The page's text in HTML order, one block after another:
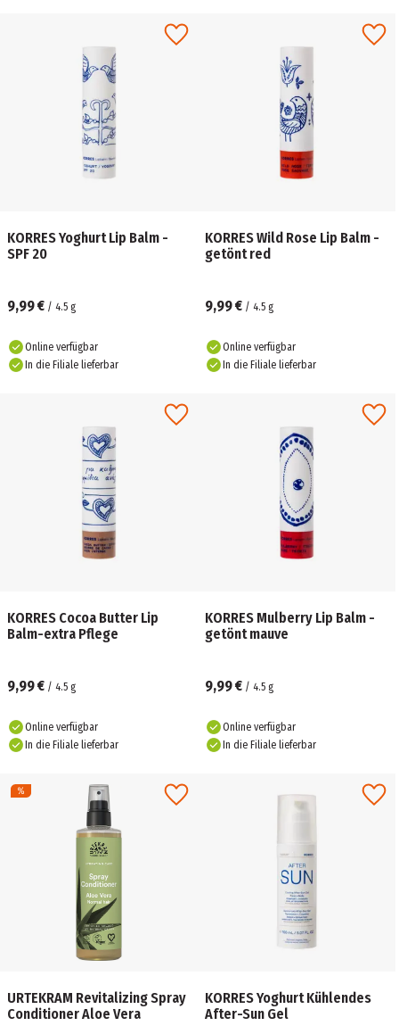
KORRES Yoghurt Lip Balm -
SPF 20
9,99 € / 4.5 g
Online verfügbar
In die Filiale lieferbar
KORRES Wild Rose Lip Balm -
getönt red
9,99 € / 4.5 g
Online verfügbar
In die Filiale lieferbar
KORRES Cocoa Butter Lip
Balm-extra Pflege
9,99 € / 4.5 g
Online verfügbar
In die Filiale lieferbar
KORRES Mulberry Lip Balm -
getönt mauve
9,99 € / 4.5 g
Online verfügbar
In die Filiale lieferbar
URTEKRAM Revitalizing Spray
Conditioner Aloe Vera
KORRES Yoghurt Kühlendes
After-Sun Gel